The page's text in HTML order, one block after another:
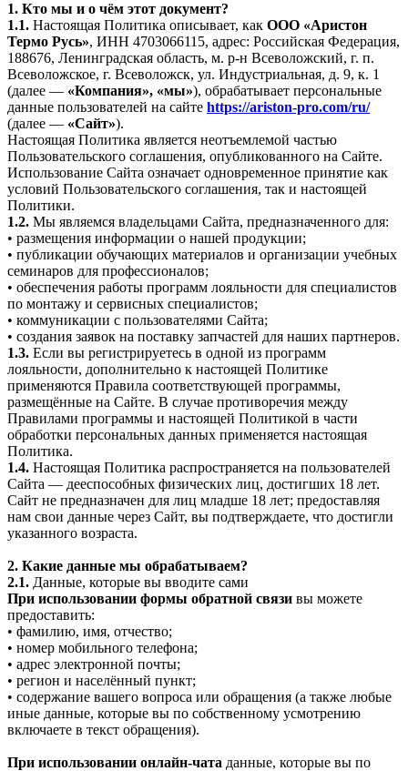
1. Кто мы и о чём этот документ?
1.1. Настоящая Политика описывает, как ООО «Аристон
Термо Русь», ИНН 4703066115, адрес: Российская Федерация,
188676, Ленинградская область, м. р-н Всеволожский, г. п.
Всеволожское, г. Всеволожск, ул. Индустриальная, д. 9, к. 1
(далее — «Компания», «мы»), обрабатывает персональные
данные пользователей на сайте https://ariston-pro.com/ru/
(далее — «Сайт»).
Настоящая Политика является неотъемлемой частью
Пользовательского соглашения, опубликованного на Сайте.
Использование Сайта означает одновременное принятие как
условий Пользовательского соглашения, так и настоящей
Политики.
1.2. Мы являемся владельцами Сайта, предназначенного для:
• размещения информации о нашей продукции;
• публикации обучающих материалов и организации учебных
семинаров для профессионалов;
• обеспечения работы программ лояльности для специалистов
по монтажу и сервисных специалистов;
• коммуникации с пользователями Сайта;
• создания заявок на поставку запчастей для наших партнеров.
1.3. Если вы регистрируетесь в одной из программ
лояльности, дополнительно к настоящей Политике
применяются Правила соответствующей программы,
размещённые на Сайте. В случае противоречия между
Правилами программы и настоящей Политикой в части
обработки персональных данных применяется настоящая
Политика.
1.4. Настоящая Политика распространяется на пользователей
Сайта — дееспособных физических лиц, достигших 18 лет.
Сайт не предназначен для лиц младше 18 лет; предоставляя
нам свои данные через Сайт, вы подтверждаете, что достигли
указанного возраста.
2. Какие данные мы обрабатываем?
2.1. Данные, которые вы вводите сами
При использовании формы обратной связи вы можете
предоставить:
• фамилию, имя, отчество;
• номер мобильного телефона;
• адрес электронной почты;
• регион и населённый пункт;
• содержание вашего вопроса или обращения (а также любые
иные данные, которые вы по собственному усмотрению
включаете в текст обращения).
При использовании онлайн-чата данные, которые вы по